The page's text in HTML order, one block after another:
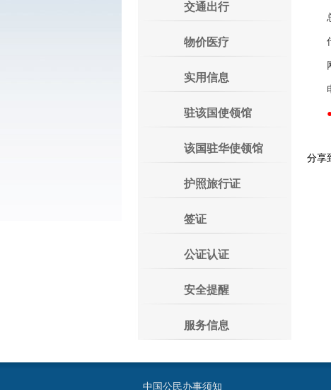
交通出行
物价医疗
实用信息
驻该国使领馆
该国驻华使领馆
护照旅行证
签证
公证认证
安全提醒
服务信息
总
传
网
电
分享
中国公民办事须知